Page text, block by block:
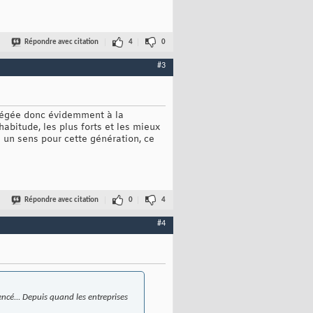
Répondre avec citation 4 0
#3
donc évidemment à la
les plus forts et les mieux
sens pour cette génération, ce
Répondre avec citation 0 4
#4
Depuis quand les entreprises